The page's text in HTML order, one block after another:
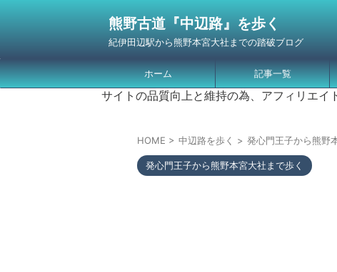
熊野古道『中辺路』を歩く
紀伊田辺駅から熊野本宮大社までの踏破ブログ
ホーム 記事一覧
サイトの品質向上と維持の為、アフィリエイ
HOME > 中辺路を歩く > 発心門王子から熊野
発心門王子から熊野本宮大社まで歩く